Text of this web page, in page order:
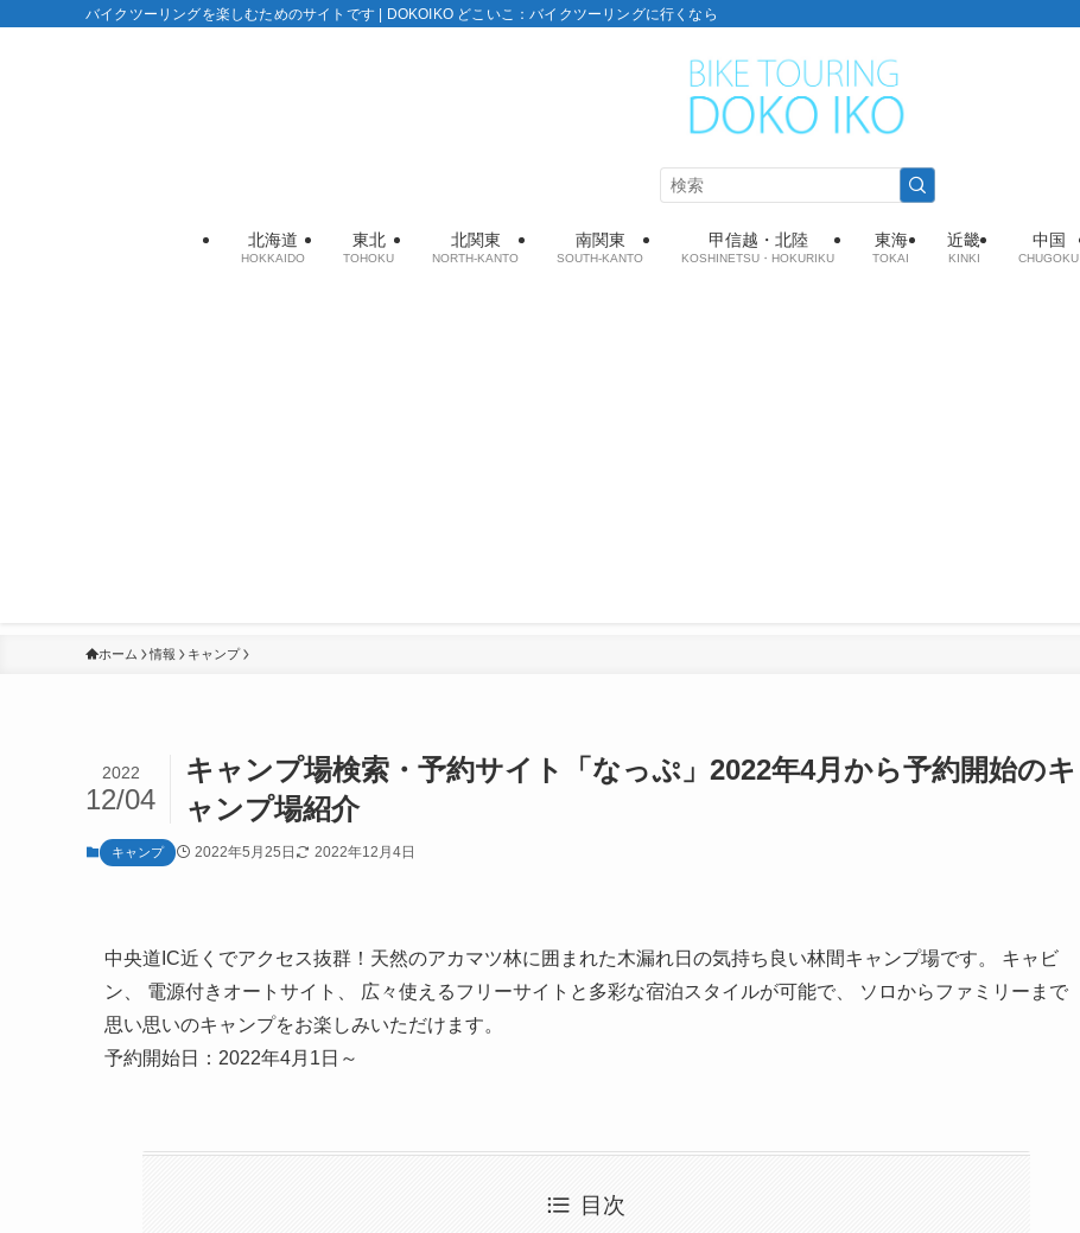
バイクツーリングを楽しむためのサイトです | DOKOIKO どこいこ：バイクツーリングに行くなら
北海道
HOKKAIDO
東北
TOHOKU
北関東
NORTH-KANTO
南関東
SOUTH-KANTO
甲信越・北陸
KOSHINETSU・HOKURIKU
東海
TOKAI
近畿
KINKI
中国
CHUGOKU
ホーム 情報 キャンプ
キャンプ場検索・予約サイト「なっぷ」2022年4月から予約開始のキ
ャンプ場紹介
2022
12/04
キャンプ 2022年5月25日 2022年12月4日
中央道IC近くでアクセス抜群！天然のアカマツ林に囲まれた木漏れ日の気持ち良い林間キャンプ場です。 キャビ
ン、 電源付きオートサイト、 広々使えるフリーサイトと多彩な宿泊スタイルが可能で、 ソロからファミリーまで
思い思いのキャンプをお楽しみいただけます。
予約開始日：2022年4月1日～
目次